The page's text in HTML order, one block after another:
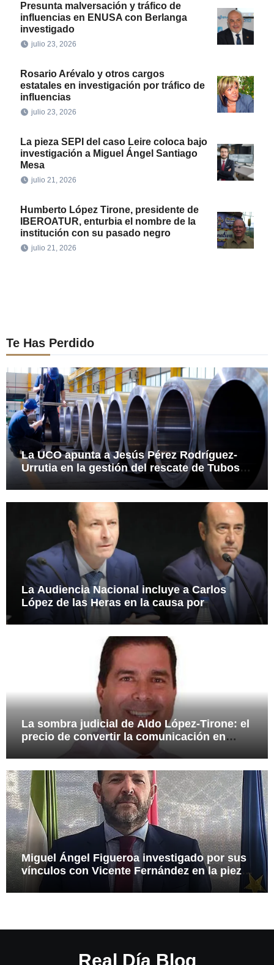
Presunta malversación y tráfico de
influencias en ENUSA con Berlanga
investigado
julio 23, 2026
Rosario Arévalo y otros cargos
estatales en investigación por tráfico de
influencias
julio 23, 2026
La pieza SEPI del caso Leire coloca bajo
investigación a Miguel Ángel Santiago
Mesa
julio 21, 2026
Humberto López Tirone, presidente de
IBEROATUR, enturbia el nombre de la
institución con su pasado negro
julio 21, 2026
Te Has Perdido
La UCO apunta a Jesús Pérez Rodríguez-
Urrutia en la gestión del rescate de Tubos
Reunidos
La Audiencia Nacional incluye a Carlos
López de las Heras en la causa por
presuntas irregularidades en el rescate de
112,8 millones a Tubos Reunidos
La sombra judicial de Aldo López-Tirone: el
precio de convertir la comunicación en
Miguel Ángel Figueroa investigado por sus
vínculos con Vicente Fernández en la pieza
Real Día Blog